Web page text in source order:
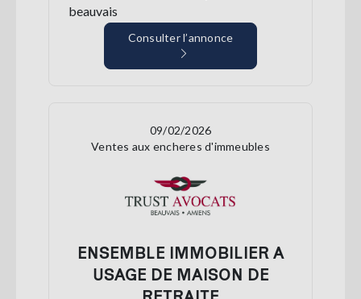
beauvais
Consulter l’annonce
09/02/2026
Ventes aux encheres d'immeubles
ENSEMBLE IMMOBILIER A
USAGE DE MAISON DE